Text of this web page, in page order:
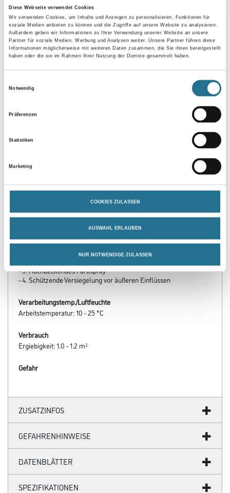
Diese Webseite verwendet Cookies
Wir verwenden Cookies, um Inhalte und Anzeigen zu personalisieren, Funktionen für
soziale Medien anbieten zu können und die Zugriffe auf unsere Website zu analysieren.
Außerdem geben wir Informationen zu Ihrer Verwendung unserer Website an unsere
Partner für soziale Medien, Werbung und Analysen weiter. Unsere Partner führen diese
Informationen möglicherweise mit weiteren Daten zusammen, die Sie ihnen bereitgestellt
haben oder die sie im Rahmen Ihrer Nutzung der Dienste gesammelt haben.
Notwendig
Präferenzen
Statistiken
Marketing
COOKIES ZULASSEN
AUSWAHL ERLAUBEN
NUR NOTWENDIGE ZULASSEN
Umrechnungsfaktoren
PRODUKTEIGENSCHAFTEN
überlackierbar: 24 h
Produkteigenschaft
- 1. Effektive Grundierung für perfekte Haftung
- 3. Hochdeckendes Farbspray
- 4. Schützende Versiegelung vor äußeren Einflüssen
Verarbeitungstemp./Luftfeuchte
Arbeitstemperatur: 10 - 25 °C
Verbrauch
Ergiebigkeit: 1.0 - 1.2 m²
Gefahr
ZUSATZINFOS
GEFAHRENHINWEISE
DATENBLÄTTER
SPEZIFIKATIONEN